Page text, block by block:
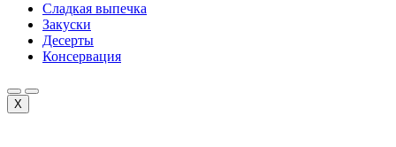
Сладкая выпечка
Закуски
Десерты
Консервация
X